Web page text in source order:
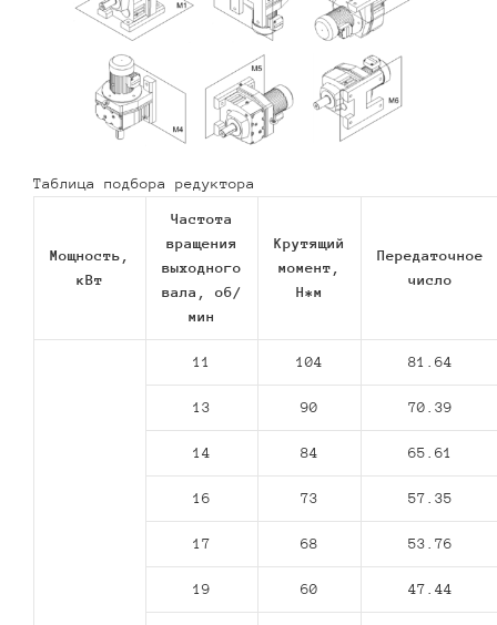
Таблица подбора редуктора
Мощность,
кВт
Частота
вращения
выходного
вала, об/
мин
Крутящий
момент,
Н*м
Передаточное
число
11 104 81.64
13 90 70.39
14 84 65.61
16 73 57.35
17 68 53.76
19 60 47.44